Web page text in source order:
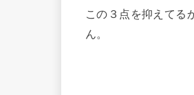
この３点を抑えてる
ん。